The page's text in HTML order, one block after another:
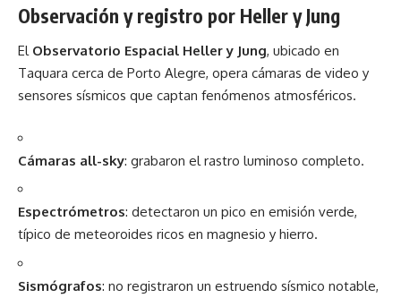
Observación y registro por Heller y Jung
El Observatorio Espacial Heller y Jung, ubicado en
Taquara cerca de Porto Alegre, opera cámaras de video y
sensores sísmicos que captan fenómenos atmosféricos.
Cámaras all-sky: grabaron el rastro luminoso completo.
Espectrómetros: detectaron un pico en emisión verde,
típico de meteoroides ricos en magnesio y hierro.
Sismógrafos: no registraron un estruendo sísmico notable,